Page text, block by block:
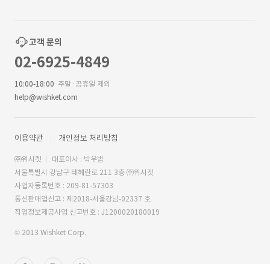
고객 문의
02-6925-4849
10:00-18:00 주말·공휴일 제외
help@wishket.com
이용약관 개인정보 처리방침
㈜위시켓
대표이사 : 박우범
서울특별시 강남구 테헤란로 211 3층 ㈜위시켓
사업자등록번호 : 209-81-57303
통신판매업신고 : 제2018-서울강남-02337 호
직업정보제공사업 신고번호 : J1200020180019
© 2013 Wishket Corp.